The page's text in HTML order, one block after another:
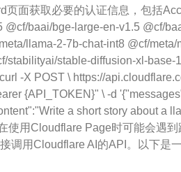
面获取必要的认证信息，包括
baai/bge-large-en-v1.5 @cf/
llama-2-7b-chat-int8 @cf/
stabilityai/stable-diffusion-xl-
-X POST \ https://
{API_TOKEN}" \ -d
a short story about a
使用Cloudflare Page时可能会遇
调用Cloudflare AI的API。以下